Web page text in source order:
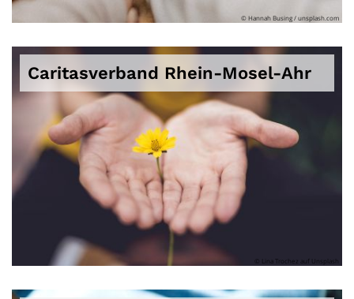
© Hannah Busing / unsplash.com
Caritasverband Rhein-Mosel-Ahr
© Lina Trochez auf Unsplash